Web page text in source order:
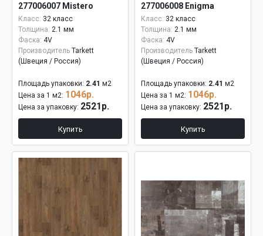
277006007 Mistero
Класс: 32 класс
Толщина: 2.1 мм
Фаска: 4V
Производитель Tarkett
(Швеция / Россия)
Площадь упаковки: 2.41 м2
Цена за 1 м2: 1046р.
Цена за упаковку: 2521р.
Купить
277006008 Enigma
Класс: 32 класс
Толщина: 2.1 мм
Фаска: 4V
Производитель Tarkett
(Швеция / Россия)
Площадь упаковки: 2.41 м2
Цена за 1 м2: 1046р.
Цена за упаковку: 2521р.
Купить